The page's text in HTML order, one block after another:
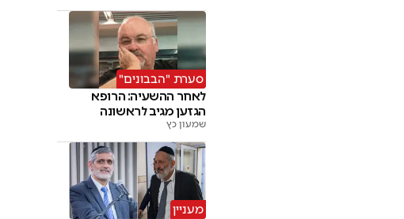
סערת "הבבונים"
לאחר ההשעיה: הרופא
הגזען מגיב לראשונה
שמעון כץ
מעניין